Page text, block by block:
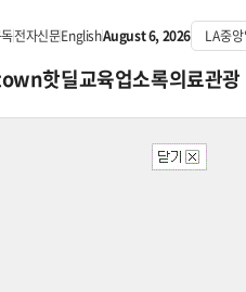
전자신문EnglishAugust 6, 2026
핫딜교육업소록의료관광